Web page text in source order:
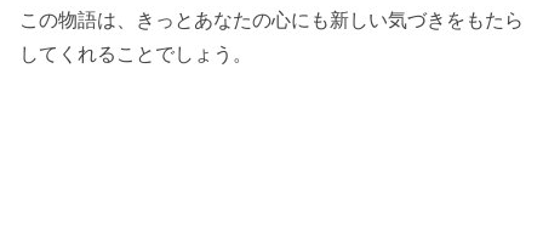
この物語は、きっとあなたの心にも新しい気づきをもたら
してくれることでしょう。